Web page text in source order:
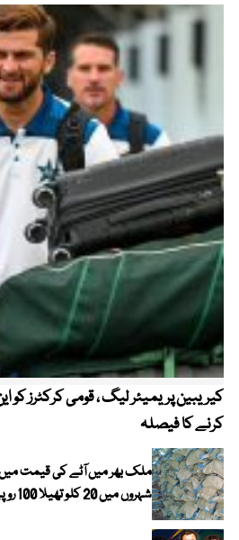
کرنے کا فیصلہ
ملک بھر میں آٹے کی قیمت
شہروں میں 20 کلو تھیلا 100 روپے تک مہنگا